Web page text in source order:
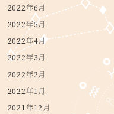
2022年6月
2022年5月
2022年4月
2022年3月
2022年2月
2022年1月
2021年12月